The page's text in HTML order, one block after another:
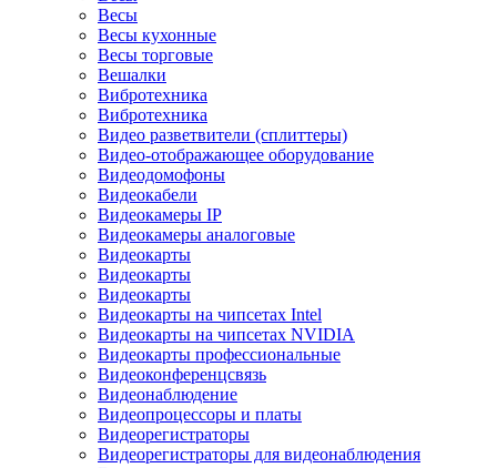
Весы
Весы кухонные
Весы торговые
Вешалки
Вибротехника
Вибротехника
Видео разветвители (сплиттеры)
Видео-отображающее оборудование
Видеодомофоны
Видеокабели
Видеокамеры IP
Видеокамеры аналоговые
Видеокарты
Видеокарты
Видеокарты
Видеокарты на чипсетах Intel
Видеокарты на чипсетах NVIDIA
Видеокарты профессиональные
Видеоконференцсвязь
Видеонаблюдение
Видеопроцессоры и платы
Видеорегистраторы
Видеорегистраторы для видеонаблюдения